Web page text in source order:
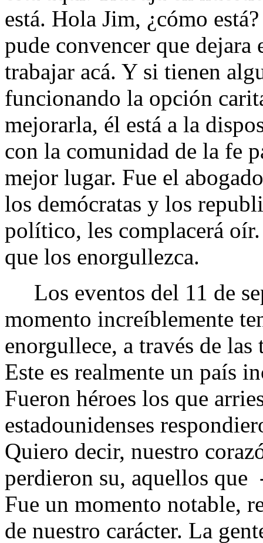
está. Hola Jim, ¿cómo
pude convencer que
trabajar acá. Y si tienen
funcionando la opción
mejorarla, él está a la
con la comunidad de la fe
mejor lugar. Fue el
los demócratas y los
político, les complacerá
que los enorgullezca.
Los eventos del 11 de
momento increíblemente
enorgullece, a través de
Este es realmente un país
Fueron héroes los que
estadounidenses
Quiero decir, nuestro
perdieron su, aquellos
Fue un momento notable,
de nuestro carácter. La